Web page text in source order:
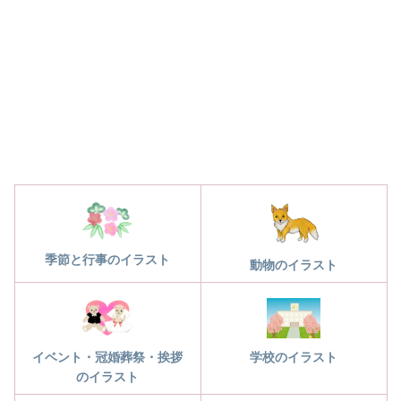
季節と行事のイラスト 動物のイラスト
イベント・冠婚葬祭・挨拶
のイラスト
学校のイラスト